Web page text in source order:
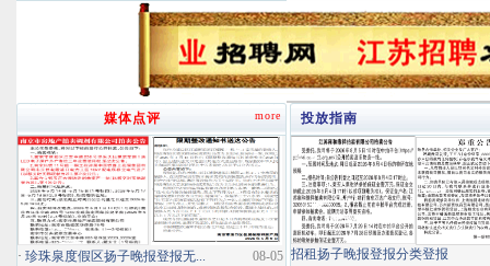
投放指南
招租扬子晚报登报分类登报
more
媒体点评
08-05
· 珍珠泉度假区扬子晚报登报无...